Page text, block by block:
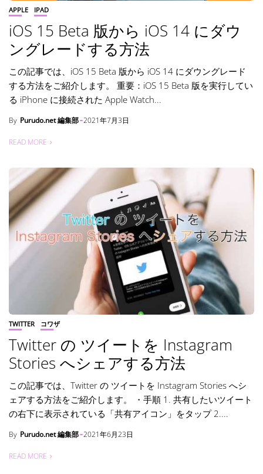
APPLE IPAD
iOS 15 Beta 版から iOS 14 にダウ
ングレードする方法
この記事では、iOS 15 Beta 版から iOS 14 にダウングレード
する方法をご紹介します。 重要：iOS 15 Beta 版を実行してい
る iPhone に接続された Apple Watch...
By Purudo.net 編集部 2021年7月3日
READ MORE
TWITTER コワザ
Twitter の ツイートを Instagram
Stories へシェアする方法
この記事では、Twitter の ツイートを Instagram Stories へシ
ェアする方法をご紹介します。 ・手順 1. 共有したいツイート
の右下に表示されている「共有アイコン」をタップ 2....
By Purudo.net 編集部 2021年6月23日
READ MORE